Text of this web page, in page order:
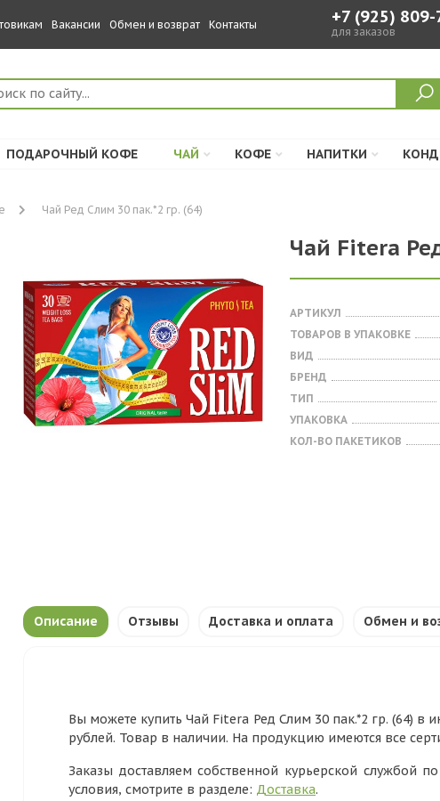
Вакансии Обмен и возврат Контакты +7 (925) 809-
для заказов
ПОДАРОЧНЫЙ КОФЕ ЧАЙ КОФЕ НАПИТКИ
Чай Ред Слим 30 пак.*2 гр. (64)
Чай Fitera
АРТИКУЛ
ТОВАРОВ В УПАКОВКЕ
ВИД
БРЕНД
ТИП
УПАКОВКА
КОЛ-ВО ПАКЕТИКОВ
Описание Отзывы Доставка и оплата Обмен и
Вы можете купить Чай Fitera Ред Слим 30 пак.*2 гр. (64) в
рублей. Товар в наличии. На продукцию имеются все
Заказы доставляем собственной курьерской службой
условия, смотрите в разделе: Доставка.